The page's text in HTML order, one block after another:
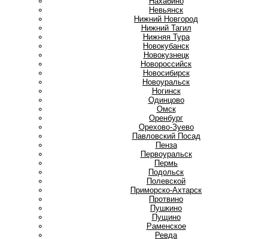
Невьянск
Нижний Новгород
Нижний Тагил
Нижняя Тура
Новокубанск
Новокузнецк
Новороссийск
Новосибирск
Новоуральск
Ногинск
Одинцово
Омск
Оренбург
Орехово-Зуево
Павловский Посад
Пенза
Первоуральск
Пермь
Подольск
Полевской
Приморско-Ахтарск
Протвино
Пушкино
Пущино
Раменское
Ревда